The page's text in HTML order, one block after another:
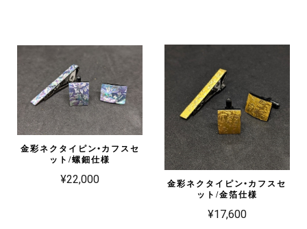
金彩ネクタイピン•カフスセ
ット/螺鈿仕様
¥22,000
金彩ネクタイピン•カフスセ
ット/金箔仕様
¥17,600